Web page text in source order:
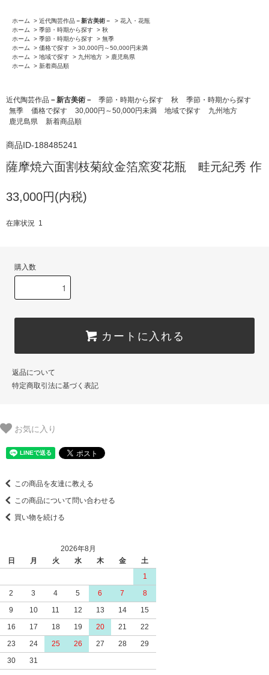
ホーム > 近代陶芸作品－新古美術－ > 花入・花瓶
ホーム
> 季節・時期から探す > 秋
ホーム
> 季節・時期から探す > 無季
ホーム
> 価格で探す > 30,000円～50,000円未満
ホーム
> 地域で探す > 九州地方 > 鹿児島県
ホーム
> 新着商品順
近代陶芸作品 －新古美術－ 季節・時期から探す 秋
季節・時期から探す
無季
価格で探す 30,000円～50,000円未満 地域で探す
九州地方
鹿児島県
新着商品順
商品ID-188485241
薩摩焼六面割枝菊紋金箔窯変花瓶 畦元紀秀 作
33,000円(内税)
在庫状況 1
購入数
カートに入れる
返品について
特定商取引法に基づく表記
お気に入り
この商品を友達に教える
この商品について問い合わせる
買い物を続ける
2026年8月
日
月 火 水 木 金
土
1
2
3 4 5 6 7
8
9
10 11 12 13 14
15
16
17 18 19 20 21
22
23
24 25 26 27 28
29
30
31